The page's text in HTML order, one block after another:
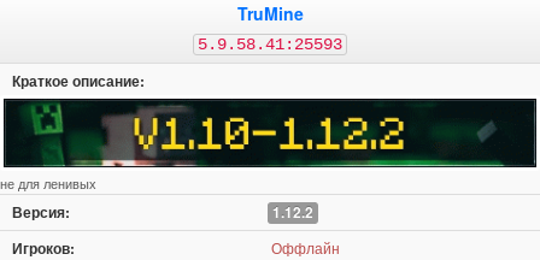
TruMine
5.9.58.41:25593
не для ленивых
1.12.2
Оффлайн